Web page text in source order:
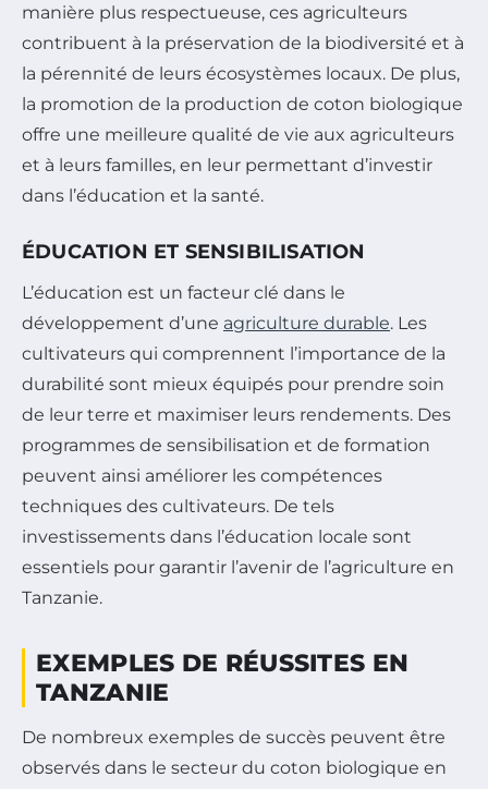
manière plus respectueuse, ces agriculteurs
contribuent à la préservation de la biodiversité et à
la pérennité de leurs écosystèmes locaux. De plus,
la promotion de la production de coton biologique
offre une meilleure qualité de vie aux agriculteurs
et à leurs familles, en leur permettant d’investir
dans l’éducation et la santé.
ÉDUCATION ET SENSIBILISATION
L’éducation est un facteur clé dans le
développement d’une agriculture durable. Les
cultivateurs qui comprennent l’importance de la
durabilité sont mieux équipés pour prendre soin
de leur terre et maximiser leurs rendements. Des
programmes de sensibilisation et de formation
peuvent ainsi améliorer les compétences
techniques des cultivateurs. De tels
investissements dans l’éducation locale sont
essentiels pour garantir l’avenir de l’agriculture en
Tanzanie.
EXEMPLES DE RÉUSSITES EN
TANZANIE
De nombreux exemples de succès peuvent être
observés dans le secteur du coton biologique en